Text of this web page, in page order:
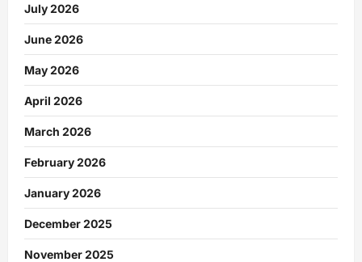
July 2026
June 2026
May 2026
April 2026
March 2026
February 2026
January 2026
December 2025
November 2025